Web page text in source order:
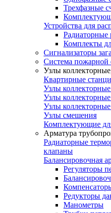
Трехфазные
Устройства для
Радиаторные
Комплекты
Сигнализаторы
Система пожарной
Узлы
Квартирные
Узлы
Узлы
Узлы
Узлы смешения
Комплектующие
Арматура
Радиаторные
клапаны
Балансировочная
Регуляторы
Редукторы
Манометры